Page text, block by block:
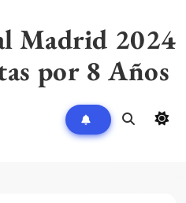
Madrid 2024
por 8 Años